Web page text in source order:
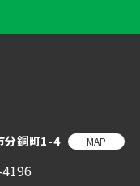
分銅町1-4 MAP